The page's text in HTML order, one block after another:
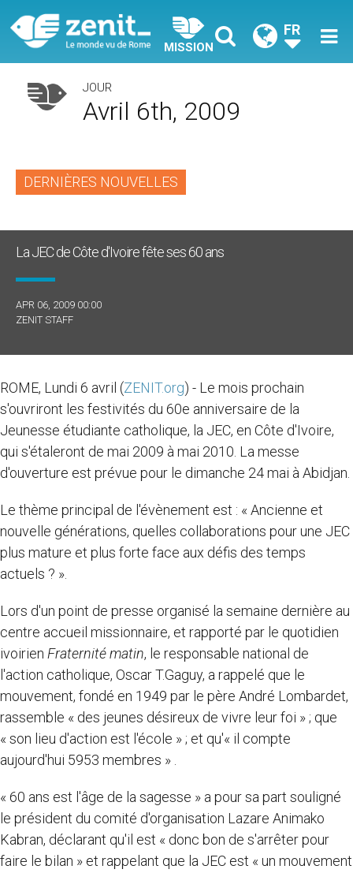
MISSION
FR
JOUR
Avril 6th, 2009
DERNIÈRES NOUVELLES
La JEC de Côte d'Ivoire fête ses 60 ans
APR 06, 2009 00:00
ZENIT STAFF
ROME, Lundi 6 avril (ZENIT.org) - Le mois prochain
s'ouvriront les festivités du 60e anniversaire de la
Jeunesse étudiante catholique, la JEC, en Côte d'Ivoire,
qui s'étaleront de mai 2009 à mai 2010. La messe
d'ouverture est prévue pour le dimanche 24 mai à Abidjan.
Le thème principal de l'évènement est : « Ancienne et
nouvelle générations, quelles collaborations pour une JEC
plus mature et plus forte face aux défis des temps
actuels ? ».
Lors d'un point de presse organisé la semaine dernière au
centre accueil missionnaire, et rapporté par le quotidien
ivoirien Fraternité matin, le responsable national de
l'action catholique, Oscar T.Gaguy, a rappelé que le
mouvement, fondé en 1949 par le père André Lombardet,
rassemble « des jeunes désireux de vivre leur foi » ; que
« son lieu d'action est l'école » ; et qu'« il compte
aujourd'hui 5953 membres » .
« 60 ans est l'âge de la sagesse » a pour sa part souligné
le président du comité d'organisation Lazare Animako
Kabran, déclarant qu'il est « donc bon de s'arrêter pour
faire le bilan » et rappelant que la JEC est « un mouvement